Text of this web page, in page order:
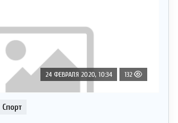
24 ФЕВРАЛЯ 2020, 10:34 132
Спорт